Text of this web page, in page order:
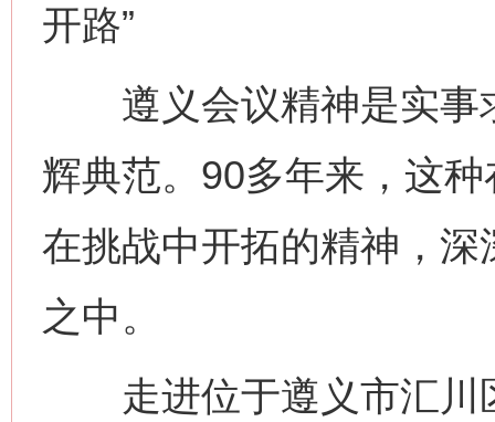
开路”
遵义会议精神是实事
辉典范。90多年来，这
在挑战中开拓的精神，
之中。
走进位于遵义市汇川